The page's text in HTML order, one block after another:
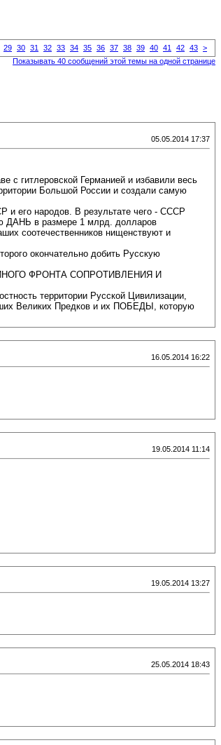
29 30 31 32 33 34 35 36 37 38 39 40 41 42 43 >
Показывать 40 сообщений этой темы на одной странице
05.05.2014 17:37
гитлеровской Германией и избавили весь
Большой России и создали самую
и его народов. В результате чего - СССР
ДАНЬ в размере 1 млрд. долларов
соотечественников нищенствуют и
окончательно добить Русскую
ЕДИНОГО ФРОНТА СОПРОТИВЛЕНИЯ И
территории Русской Цивилизации,
Великих Предков и их ПОБЕДЫ, которую
16.05.2014 16:22
19.05.2014 11:14
19.05.2014 13:27
25.05.2014 18:43